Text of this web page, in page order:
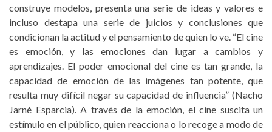
construye modelos, presenta una serie de ideas y valores e
incluso destapa una serie de juicios y conclusiones que
condicionan la actitud y el pensamiento de quien lo ve. “El cine
es emoción, y las emociones dan lugar a cambios y
aprendizajes. El poder emocional del cine es tan grande, la
capacidad de emoción de las imágenes tan potente, que
resulta muy difícil negar su capacidad de influencia” (Nacho
Jarné Esparcia). A través de la emoción, el cine suscita un
estímulo en el público, quien reacciona o lo recoge a modo de